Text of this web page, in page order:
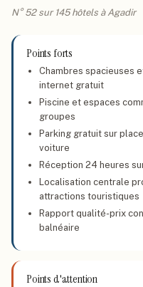
N° 52 sur 145 hôtels à Agadir
Points forts
Chambres spacieuses
internet gratuit
Piscine et espaces
groupes
Parking gratuit sur
voiture
Réception 24 heures
Localisation centrale
attractions touristiques
Rapport qualité-prix
balnéaire
Points d'attention